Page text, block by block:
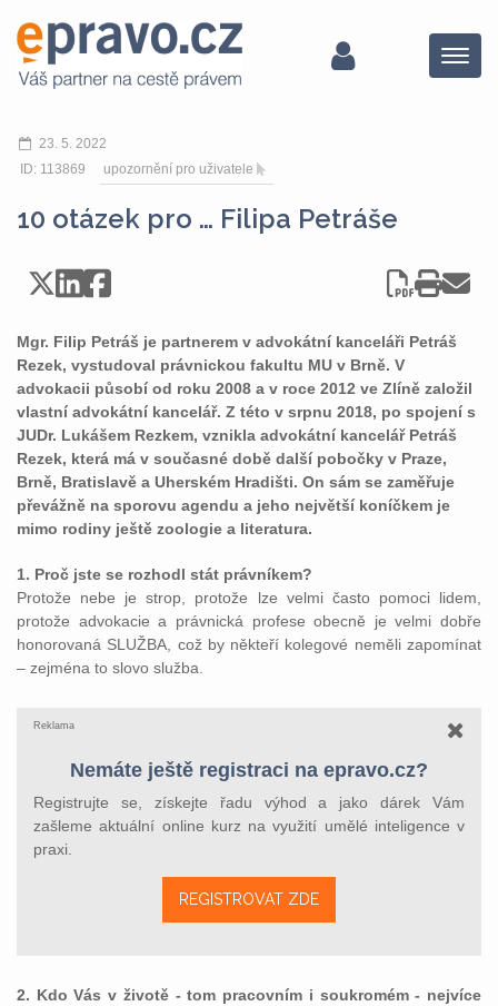
Menu
23. 5. 2022
ID: 113869
upozornění pro uživatele
10 otázek pro … Filipa Petráše
Mgr. Filip Petráš je partnerem v advokátní kanceláři Petráš
Rezek, vystudoval právnickou fakultu MU v Brně. V
advokacii působí od roku 2008 a v roce 2012 ve Zlíně založil
vlastní advokátní kancelář. Z této v srpnu 2018, po spojení s
JUDr. Lukášem Rezkem, vznikla advokátní kancelář Petráš
Rezek, která má v současné době další pobočky v Praze,
Brně, Bratislavě a Uherském Hradišti. On sám se zaměřuje
převážně na sporovu agendu a jeho největší koníčkem je
mimo rodiny ještě zoologie a literatura.
1. Proč jste se rozhodl stát právníkem?
Protože nebe je strop, protože lze velmi často pomoci lidem,
protože advokacie a právnická profese obecně je velmi dobře
honorovaná SLUŽBA, což by někteří kolegové neměli zapomínat
– zejména to slovo služba.
Reklama
Nemáte ještě registraci na epravo.cz?
Registrujte se, získejte řadu výhod a jako dárek Vám
zašleme aktuální online kurz na využití umělé inteligence v
praxi.
REGISTROVAT ZDE
2. Kdo Vás v životě - tom pracovním i soukromém - nejvíce